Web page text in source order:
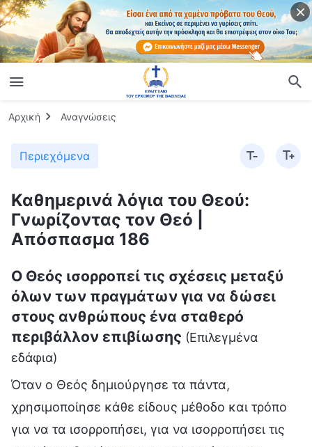
Αρχική Αναγνώσεις
Περιεχόμενα
Καθημερινά λόγια του Θεού:
Γνωρίζοντας τον Θεό |
Απόσπασμα 186
Ο Θεός ισορροπεί τις σχέσεις μεταξύ
όλων των πραγμάτων για να δώσει
στους ανθρώπους ένα σταθερό
περιβάλλον επιβίωσης (Επιλεγμένα
εδάφια)
Όταν ο Θεός δημιούργησε τα πάντα,
χρησιμοποίησε κάθε είδους μέθοδο και τρόπο
για να τα ισορροπήσει, για να ισορροπήσει τις